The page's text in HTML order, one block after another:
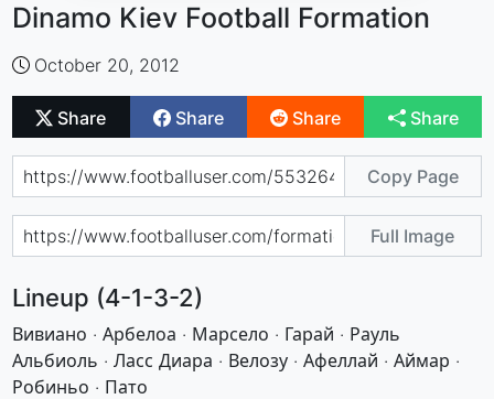
Dinamo Kiev Football Formation
October 20, 2012
Share Share Share Share
Copy Page
Full Image
Lineup (4-1-3-2)
Вивиано · Арбелоа · Марсело · Гарай · Рауль
Альбиоль · Ласс Диара · Велозу · Афеллай · Аймар ·
Робиньо · Пато